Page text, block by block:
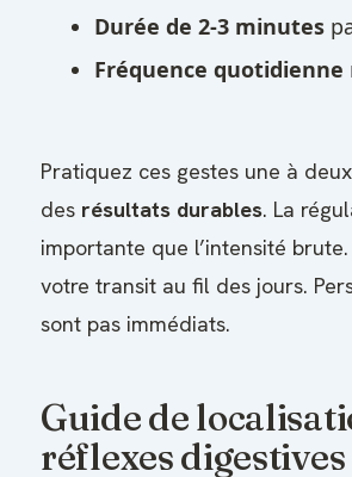
Durée de 2-3 minutes
Fréquence quotidienne
Pratiquez ces gestes une à
des résultats durables. La
importante que l’intensité
votre transit au fil des jours.
sont pas immédiats.
Guide de
réflexes digestives